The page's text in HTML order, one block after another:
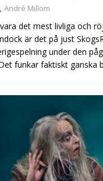
André Millom
det mest livliga och
är det på just
under den
funkar faktiskt ganska